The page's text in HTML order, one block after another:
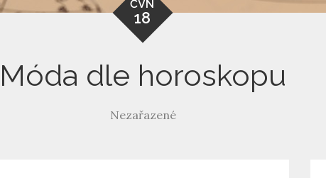
ČVN
18
Móda dle horoskopu
Nezařazené